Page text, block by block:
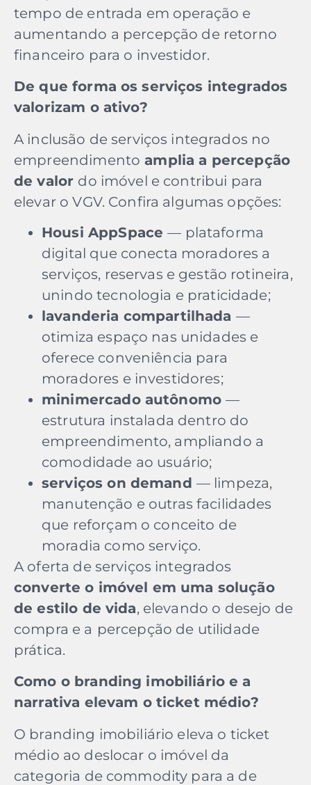
tempo de entrada em operação e
aumentando a percepção de retorno
financeiro para o investidor.
De que forma os serviços integrados
valorizam o ativo?
A inclusão de serviços integrados no
empreendimento amplia a percepção
de valor do imóvel e contribui para
elevar o VGV. Confira algumas opções:
Housi AppSpace— plataforma
digital que conecta moradores a
serviços, reservas e gestão rotineira,
unindo tecnologia e praticidade;
lavanderia compartilhada —
otimiza espaço nas unidades e
oferece conveniência para
moradores e investidores;
minimercado autônomo—
estrutura instalada dentro do
empreendimento, ampliando a
comodidade ao usuário;
serviços on demand — limpeza,
manutenção e outras facilidades
que reforçam o conceito de
moradia como serviço.
A oferta de serviços integrados
converte o imóvel em uma solução
de estilo de vida, elevando o desejo de
compra e a percepção de utilidade
prática.
Como o branding imobiliário e a
narrativa elevam o ticket médio?
O branding imobiliário eleva o ticket
médio ao deslocar o imóvel da
categoria de commodity para a de